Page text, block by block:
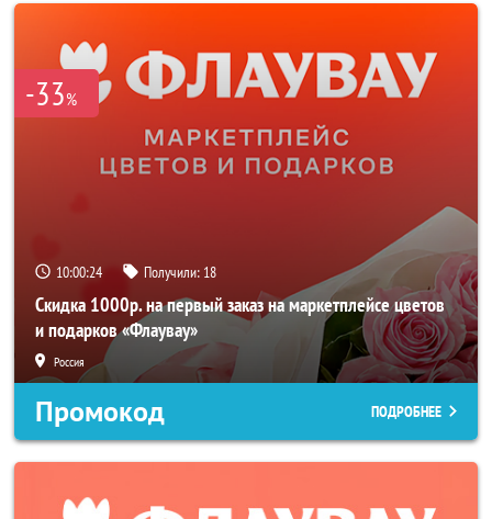
-33%
10:00:23 Получили: 18
Скидка 1000р. на первый заказ на маркетплейсе цветов
и подарков «Флаувау»
Россия
Промокод ПОДРОБНЕЕ